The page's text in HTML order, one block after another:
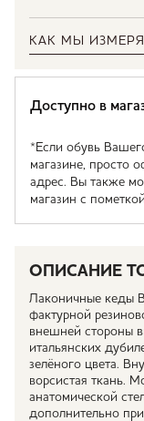
КАК МЫ
Доступно в
*Если обувь
магазине, просто
адрес. Вы также
магазин с
ОПИСАНИЕ
Лаконичные кеды
фактурной
внешней стороны
итальянских
зелёного цвета.
ворсистая ткань.
анатомической
дополнительно